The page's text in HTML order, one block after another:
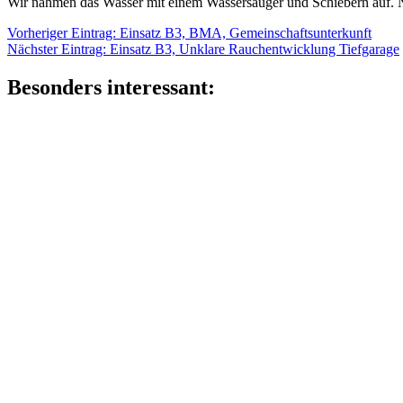
Beitragsnavigation
Vorheriger Eintrag: Vorheriger
Eintrag:
Einsatz B3, BMA, Gemeinschaftsunterkunft
Nächster Eintrag: Nächster
Einsatz B3, Unklare Rauchentwicklung Tiefgarage
Besonders interessant: